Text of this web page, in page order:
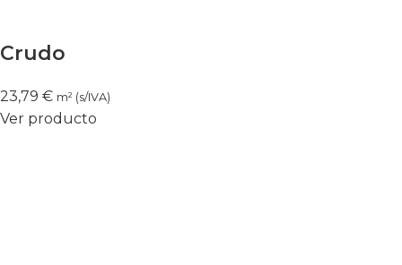
Crudo
23,79 € m² (s/IVA)
Ver producto